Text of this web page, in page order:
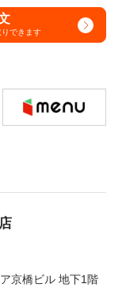
できます
京橋ビル 地下1階